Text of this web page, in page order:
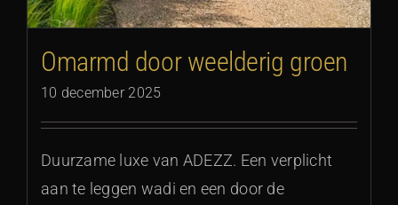
Omarmd door weelderig groen
10 december 2025
Duurzame luxe van ADEZZ. Een verplicht
aan te leggen wadi en een door de